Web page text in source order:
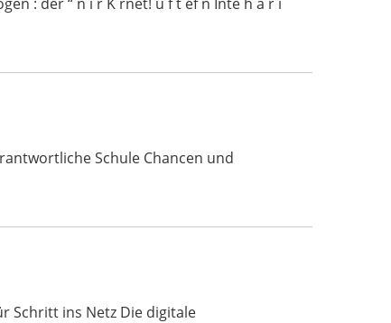
Schule Chancen und
Schritt ins Netz Die digitale